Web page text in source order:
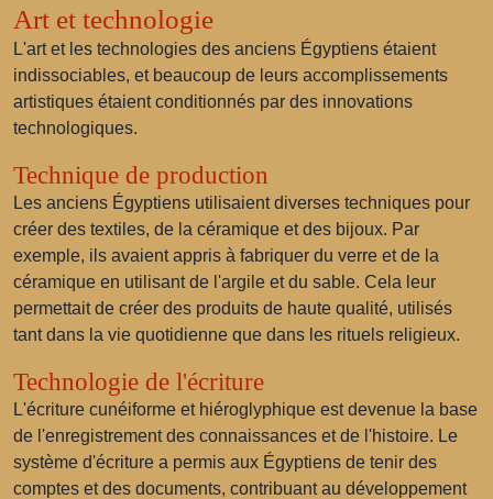
Art et technologie
L'art et les technologies des anciens Égyptiens étaient
indissociables, et beaucoup de leurs accomplissements
artistiques étaient conditionnés par des innovations
technologiques.
Technique de production
Les anciens Égyptiens utilisaient diverses techniques pour
créer des textiles, de la céramique et des bijoux. Par
exemple, ils avaient appris à fabriquer du verre et de la
céramique en utilisant de l'argile et du sable. Cela leur
permettait de créer des produits de haute qualité, utilisés
tant dans la vie quotidienne que dans les rituels religieux.
Technologie de l'écriture
L'écriture cunéiforme et hiéroglyphique est devenue la base
de l'enregistrement des connaissances et de l'histoire. Le
système d'écriture a permis aux Égyptiens de tenir des
comptes et des documents, contribuant au développement